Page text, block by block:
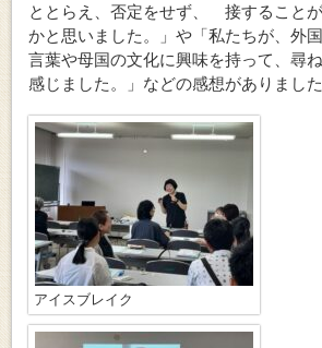
ととらえ、否定をせず、 接すること
かと思いました。」や「私たちが、外
言葉や母国の文化に興味を持って、尋
感じました。」などの感想がありました
アイスブレイク